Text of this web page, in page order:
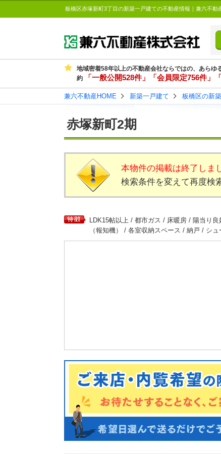
板橋区赤塚新町3丁目の新築一戸建ての不動産情報｜兼六不動
地域密着58年以上の不動産会社ならではの、あらゆ
約
「一般公開528件」「会員限定756件」
兼六不動産HOME 新築一戸建て 板橋区の新
赤塚新町2期
本物件の掲載は終了しま
検索条件を変えて再度検
LDK15帖以上 / 都市ガス / 床暖房 / 陽当り
（報知機） / 各室収納スペース / 納戸 / シ